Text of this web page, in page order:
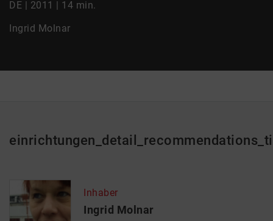
DE | 2011 | 14 min.
Ingrid Molnar
Inhaber
Ingrid Molnar